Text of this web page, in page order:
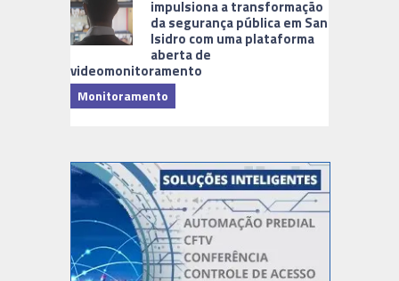
impulsiona a transformação
da segurança pública em San
Isidro com uma plataforma
aberta de
videomonitoramento
Monitoramento